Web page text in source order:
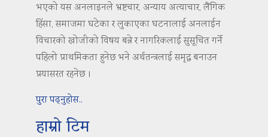
भएको यस अनलाइनले भ्रष्टचार, अन्याय अत्याचार, लैंगिक
हिंसा, समाजमा घटेका र लुकाएका घटनालाई अनलाईन
विचारको खोजीको विषय बन्ने र नागरिकलाई सुसूचित गर्ने
पहिलो प्राथमिकता हुनेछ भने अर्थतन्त्रलाई समृद्ध बनाउन
प्रयासरत रहनेछ ।
पुरा पढ्नुहोस..
हाम्रो टिम